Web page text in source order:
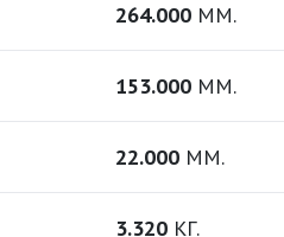
264.000 ММ.
153.000 ММ.
22.000 ММ.
3.320 КГ.